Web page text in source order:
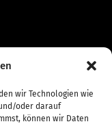
wir Technologien wie
oder darauf
können wir Daten
Herstellers am